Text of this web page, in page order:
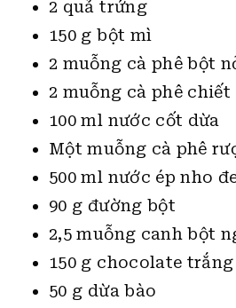
2 quả trứng
150 g bột mì
2 muỗng cà phê bột
2 muỗng cà phê
100 ml nước cốt dừa
Một muỗng cà phê
500 ml nước ép nho
90 g đường bột
2,5 muỗng canh bột
150 g chocolate trắng
50 g dừa bào